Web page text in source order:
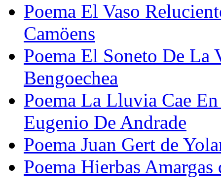
Poema El Vaso
Camöens
Poema El Soneto De La
Bengoechea
Poema La Lluvia Cae
Eugenio De Andrade
Poema Juan Gert de
Poema Hierbas